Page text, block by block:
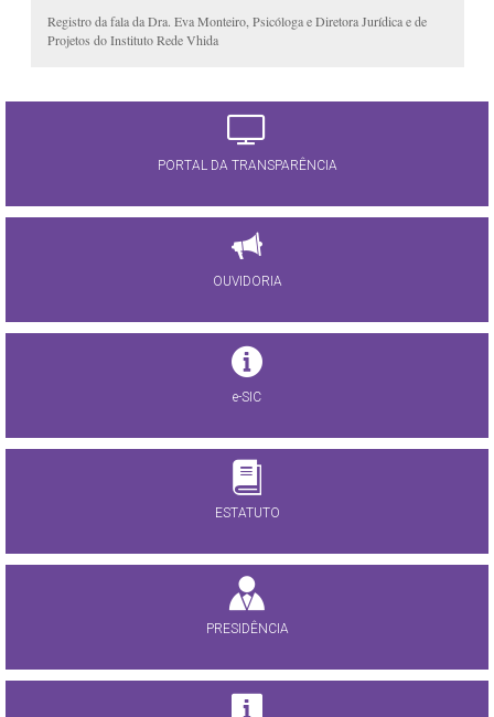
Registro da fala da Dra. Eva Monteiro, Psicóloga e Diretora Jurídica e de
Projetos do Instituto Rede Vhida
PORTAL DA TRANSPARÊNCIA
OUVIDORIA
e-SIC
ESTATUTO
PRESIDÊNCIA